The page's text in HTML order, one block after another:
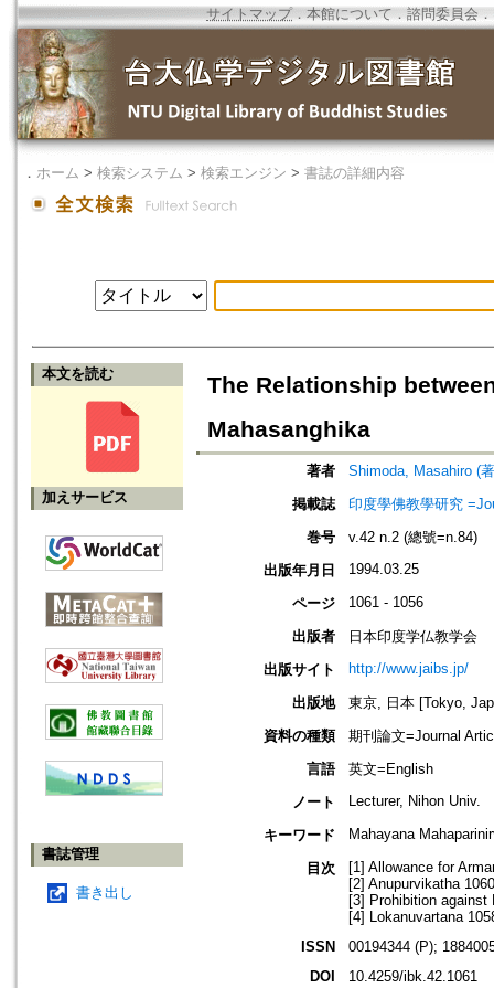
サイトマップ．本館について ． 諮問委員会 ．
． ホーム > 検索システム > 検索エンジン > 書誌の詳細内容
本文を読む
加えサービス
書誌管理
書き出し
The Relationship
Mahasanghika
著者
Shimoda, Masahiro (
掲載誌
印度學佛教學研究
巻号
v.42 n.2 (總號=n.84)
出版年月日
1994.03.25
ページ 1061 - 1056
出版者
日本印度学仏教学会
出版サイト
http://www.jaibs.jp/
出版地
東京, 日本 [Tokyo,
資料の種類
期刊論文=Journal
言語
英文=English
ノート
Lecturer, Nihon Univ.
キーワード Mahayana
目次
[1] Allowance for
[2] Anupurvikatha 1060
[3] Prohibition against
[4] Lokanuvartana
ISSN
00194344 (P);
DOI
10.4259/ibk.42.1061